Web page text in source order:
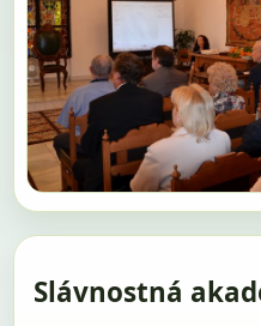
Slávnostná